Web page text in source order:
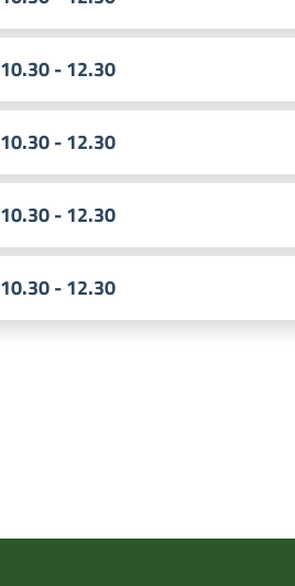
10.30 - 12.30
10.30 - 12.30
10.30 - 12.30
10.30 - 12.30